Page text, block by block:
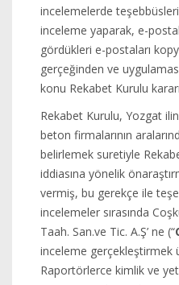
incelemelerde
inceleme yaparak, e-
gördükleri e-postaları
gerçeğinden ve
konu Rekabet Kurulu
Rekabet Kurulu, Yozgat
beton firmalarının
belirlemek suretiyle
iddiasına yönelik
vermiş, bu gerekçe ile
incelemeler sırasında
Taah. San.ve Tic. A.Ş’ ne (“
inceleme gerçekleştirmek
Raportörlerce kimlik ve